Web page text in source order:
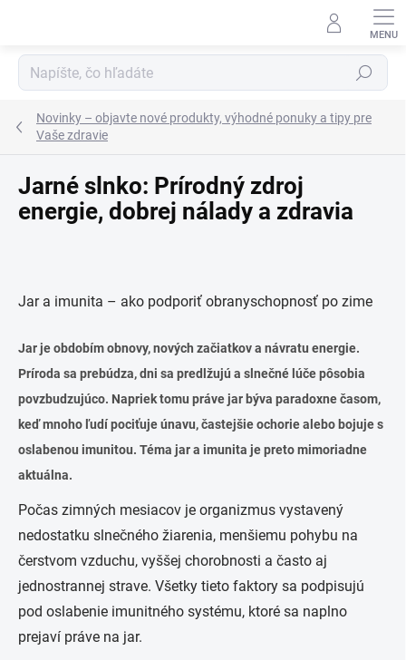
Hľadať
Novinky – objavte nové produkty, výhodné ponuky a tipy pre
Vaše zdravie
Jarné slnko: Prírodný zdroj
energie, dobrej nálady a zdravia
Jar a imunita – ako podporiť obranyschopnosť po zime
Jar je obdobím obnovy, nových začiatkov a návratu energie.
Príroda sa prebúdza, dni sa predlžujú a slnečné lúče pôsobia
povzbudzujúco. Napriek tomu práve jar býva paradoxne časom,
keď mnoho ľudí pociťuje únavu, častejšie ochorie alebo bojuje s
oslabenou imunitou. Téma jar a imunita je preto mimoriadne
aktuálna.
Počas zimných mesiacov je organizmus vystavený
nedostatku slnečného žiarenia, menšiemu pohybu na
čerstvom vzduchu, vyššej chorobnosti a často aj
jednostrannej strave. Všetky tieto faktory sa podpisujú
pod oslabenie imunitného systému, ktoré sa naplno
prejaví práve na jar.